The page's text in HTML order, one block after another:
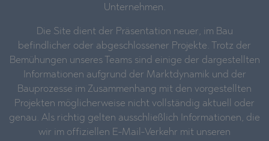
Unternehmen.
Die Site dient der Präsentation neuer, im Bau
befindlicher oder abgeschlossener Projekte. Trotz der
Bemühungen unseres Teams sind einige der dargestellten
Informationen aufgrund der Marktdynamik und der
Bauprozesse im Zusammenhang mit den vorgestellten
Projekten möglicherweise nicht vollständig aktuell oder
genau. Als richtig gelten ausschließlich Informationen, die
wir im offiziellen E-Mail-Verkehr mit unseren